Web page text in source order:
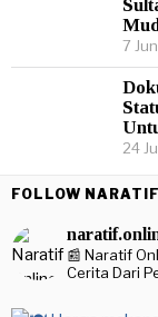
7
24
FOLLOW
📰 Naratif
Cerita Dari